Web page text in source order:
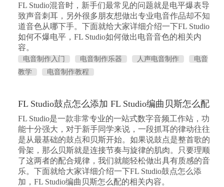
FL Studio混音时，新手们最常见的问题就是电平爆表导
致声音刺耳，另外很多朋友想做出专业电音作品却不知
道音色从哪下手。下面就给大家详细介绍一下FL Studio
如何不爆电平，FL Studio如何做出电音音色的相关内
容。
电音制作入门 电音制作乐器 人声电音制作
电音
教学
电音制作教程
FL Studio鼓点怎么添加 FL Studio编曲贝斯怎么配
FL Studio是一款非常专业的一站式数字音频工作站，功
能十分强大，对于新手同学来说，一段抓耳的律动往往
是从最基础的鼓点和贝斯开始。如果说鼓点是整首歌的
骨架，那么贝斯就是连接节奏与旋律的肌肉。只要理顺
了这两者的配合规律，我们就能轻松做出具有质感的音
乐。下面就给大家详细介绍一下FL Studio鼓点怎么添
加，FL Studio编曲贝斯怎么配的相关内容。